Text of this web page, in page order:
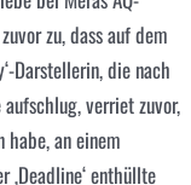
zu, dass auf dem
Darstellerin, die nach
verriet zuvor,
habe, an einem
‚Deadline‘ enthüllte